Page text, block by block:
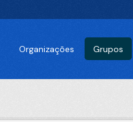
Organizações Grupos